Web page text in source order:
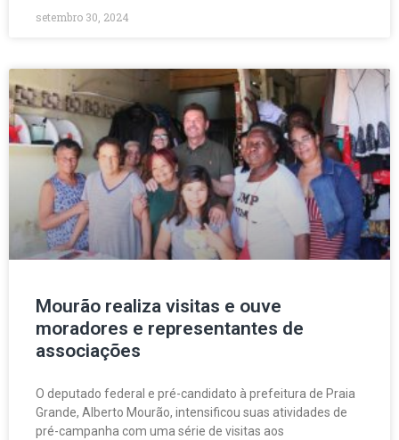
setembro 30, 2024
Mourão realiza visitas e ouve
moradores e representantes de
associações
O deputado federal e pré-candidato à prefeitura de Praia
Grande, Alberto Mourão, intensificou suas atividades de
pré-campanha com uma série de visitas aos